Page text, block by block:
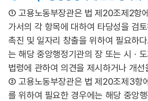
① 고용노동부장관은 법 제20조제2항
가서의 각 항목에 대하여 타당성을 검
촉진 및 일자리 창출을 위하여 필요하
는 해당 중앙행정기관의 장 또는 시ㆍ
법령에 관하여 의견을 제시하거나 개선
② 고용노동부장관은 법 제20조제3항
를 위하여 필요한 경우에는 해당 중앙